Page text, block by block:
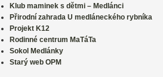
Klub maminek s dětmi – Medlánci
Přirodní zahrada U medláneckého rybníka
Projekt K12
Rodinné centrum MaTáTa
Sokol Medlánky
Starý web OPM